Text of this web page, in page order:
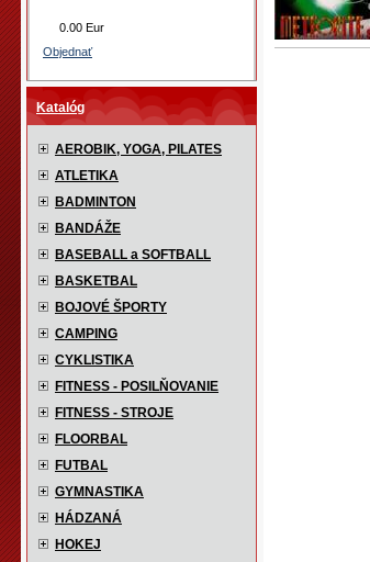
0.00 Eur
Objednať
Katalóg
AEROBIK, YOGA, PILATES
ATLETIKA
BADMINTON
BANDÁŽE
BASEBALL a SOFTBALL
BASKETBAL
BOJOVÉ ŠPORTY
CAMPING
CYKLISTIKA
FITNESS - POSILŇOVANIE
FITNESS - STROJE
FLOORBAL
FUTBAL
GYMNASTIKA
HÁDZANÁ
HOKEJ